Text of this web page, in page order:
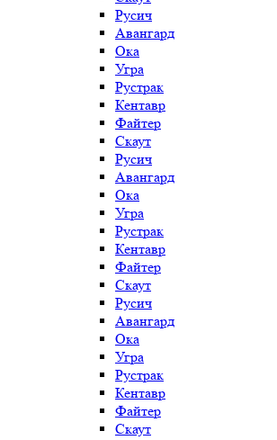
Русич
Авангард
Ока
Угра
Рустрак
Кентавр
Файтер
Скаут
Русич
Авангард
Ока
Угра
Рустрак
Кентавр
Файтер
Скаут
Русич
Авангард
Ока
Угра
Рустрак
Кентавр
Файтер
Скаут